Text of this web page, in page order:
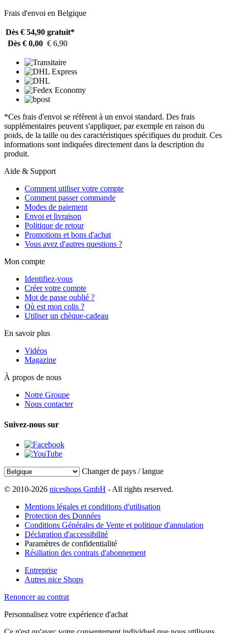
Frais d'envoi en Belgique
Dès € 54,90 gratuit*
Dès € 0,00 € 6,90
*Ces frais d'envoi se réfèrent à un envoi standard. Des frais
supplémentaires peuvent s'appliquer, par exemple en raison du
poids, de la taille ou des caractéristiques spécifiques du produit. Ces
informations sont indiquées directement dans la description du
produit.
Aide & Support
Comment utiliser votre compte
Comment passer commande
Modes de paiement
Envoi et livraison
Politique de retour
Promotions et bons d'achat
Vous avez d'autres questions ?
Mon compte
Identifiez-vous
Créer votre compte
Mot de passe oublié ?
Où est mon colis ?
Utiliser un chèque-cadeau
En savoir plus
Vidéos
Magazine
À propos de nous
Notre Groupe
Nous contacter
Suivez-nous sur
Changer de pays / langue
© 2010-2026 niceshops GmbH - All rights reserved.
Mentions légales et conditions d'utilisation
Protection des Données
Conditions Générales de Vente et politique d'annulation
Déclaration d'accessibilité
Paramètres de confidentialité
Résiliation des contrats d'abonnement
Entreprise
Autres nice Shops
Renoncer au contrat
Personnalisez votre expérience d'achat